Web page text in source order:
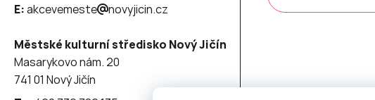
E:akcevemeste novyjicin.cz
Městské kulturní středisko Nový Jičín
Masarykovo nám. 20
741 01 Nový Jičín